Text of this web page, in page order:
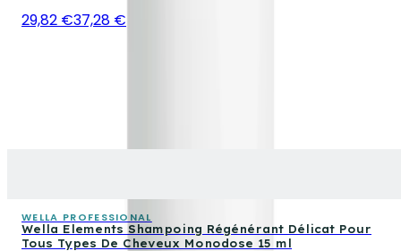
29,82 €37,28 €
WELLA PROFESSIONAL
Wella Elements Shampoing Régénérant Délicat Pour
Tous Types De Cheveux Monodose 15 ml